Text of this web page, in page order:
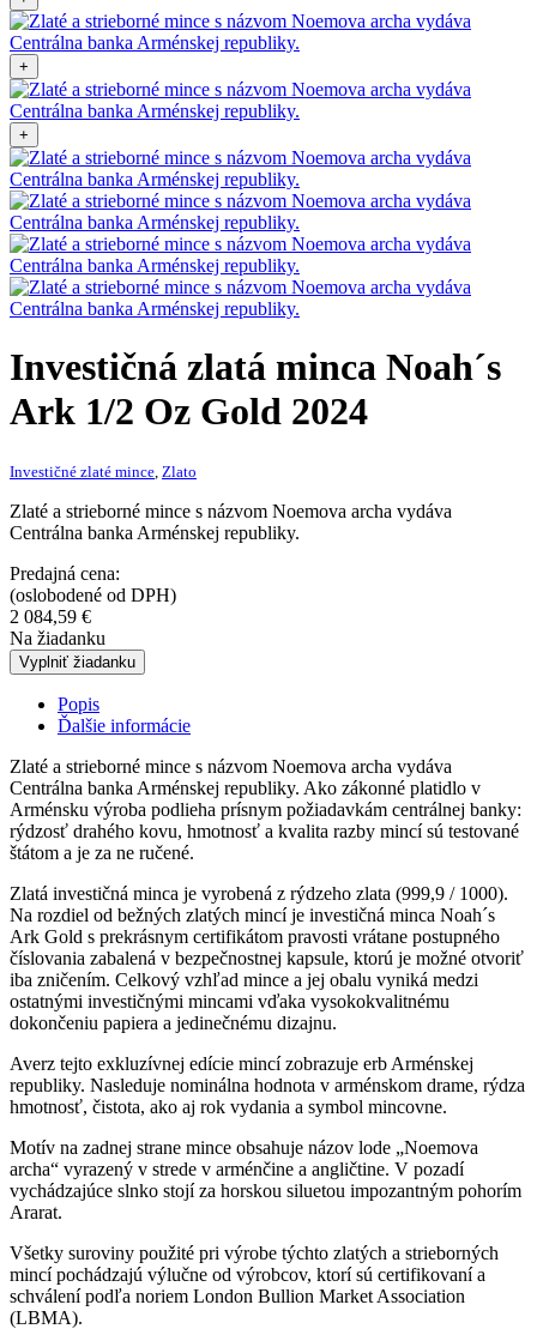
+
+
Investičná zlatá minca Noah´s
Ark 1/2 Oz Gold 2024
Investičné zlaté mince Zlato
Zlaté a strieborné mince s názvom Noemova archa vydáva
Centrálna banka Arménskej republiky.
Predajná cena:
(oslobodené od DPH)
2 084,59 €
Na žiadanku
Vyplniť žiadanku
Popis
Ďalšie informácie
Zlaté a strieborné mince s názvom Noemova archa vydáva
Centrálna banka Arménskej republiky. Ako zákonné platidlo v
Arménsku výroba podlieha prísnym požiadavkám centrálnej banky:
rýdzosť drahého kovu, hmotnosť a kvalita razby mincí sú testované
štátom a je za ne ručené.
Zlatá investičná minca je vyrobená z rýdzeho zlata (999,9 / 1000).
Na rozdiel od bežných zlatých mincí je investičná minca Noah´s
Ark Gold s prekrásnym certifikátom pravosti vrátane postupného
číslovania zabalená v bezpečnostnej kapsule, ktorú je možné otvoriť
iba zničením. Celkový vzhľad mince a jej obalu vyniká medzi
ostatnými investičnými mincami vďaka vysokokvalitnému
dokončeniu papiera a jedinečnému dizajnu.
Averz tejto exkluzívnej edície mincí zobrazuje erb Arménskej
republiky. Nasleduje nominálna hodnota v arménskom drame, rýdza
hmotnosť, čistota, ako aj rok vydania a symbol mincovne.
Motív na zadnej strane mince obsahuje názov lode „Noemova
archa“ vyrazený v strede v arménčine a angličtine. V pozadí
vychádzajúce slnko stojí za horskou siluetou impozantným pohorím
Ararat.
Všetky suroviny použité pri výrobe týchto zlatých a strieborných
mincí pochádzajú výlučne od výrobcov, ktorí sú certifikovaní a
schválení podľa noriem London Bullion Market Association
(LBMA).